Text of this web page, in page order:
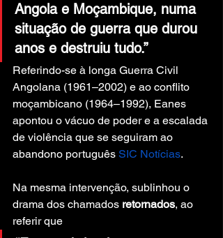
Angola e Moçambique, numa
situação de guerra que durou
anos e destruiu tudo.”
Referindo-se à longa Guerra Civil
Angolana (1961–2002) e ao conflito
moçambicano (1964–1992), Eanes
apontou o vácuo de poder e a escalada
de violência que se seguiram ao
abandono português SIC Notícias.
Na mesma intervenção, sublinhou o
drama dos chamados retornados, ao
referir que